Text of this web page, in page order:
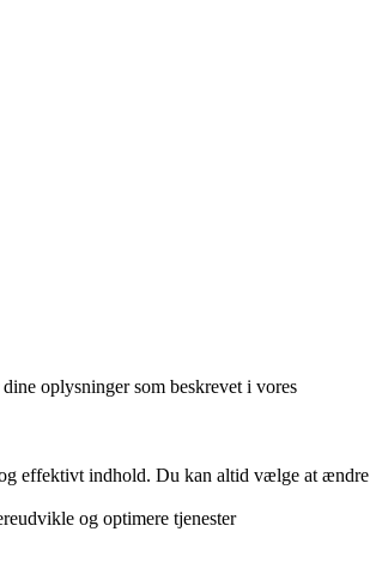
oplysninger som beskrevet i vores
og effektivt indhold. Du kan altid vælge at ændre
og optimere tjenester